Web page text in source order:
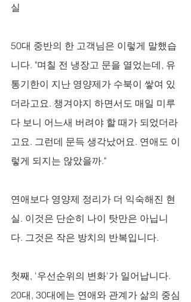
실
50대 중반의 한 고객님은 이렇게 말했습
니다. "며칠 전 냉장고 문을 열었는데, 유
통기한이 지난 영양제가 수북이 쌓여 있
더라고요. 챙겨야지 하면서도 매일 미루
다 보니 어느새 버려야 할 때가 되었더라
고요. 그런데 문득 생각났어요. 연애도 이
렇게 되지는 않았을까."
연애보다 영양제 정리가 더 익숙해진 현
실. 이것은 단순히 나이 탓만은 아닙니
다. 그것은 작은 방치의 반복입니다.
첫째, '우선순위의 변화'가 일어납니다.
20대, 30대에는 연애와 관계가 삶의 중심